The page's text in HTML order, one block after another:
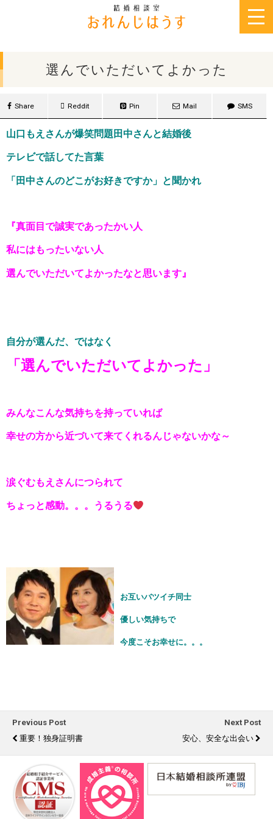
選んでいただいてよかった
Share Reddit Pin Mail SMS
山口もえさんが爆笑問題田中さんと結婚後
テレビで話してた言葉
「田中さんのどこがお好きですか」と聞かれ
『真面目で誠実であったかい人
私にはもったいない人
選んでいただいてよかったなと思います』
自分が選んだ、ではなく
「選んでいただいてよかった」
みんなこんな気持ちを持っていれば
幸せの方から近づいて来てくれるんじゃないかな～
涙ぐむもえさんにつられて
ちょっと感動。。。うるうる
お互いバツイチ同士
優しい気持ちで
今度こそお幸せに。。。
Previous Post
重要！独身証明書
Next Post
安心、安全な出会い